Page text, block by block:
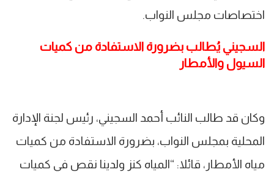
اختصاصات مجلس النواب.
السجيني يُطالب بضرورة الاستفادة من كميات
السيول والأمطار
وكان قد طالب النائب أحمد السجيني، رئيس لجنة الإدارة
المحلية بمجلس النواب، بضرورة الاستفادة من كميات
مياه الأمطار، قائلا: “المياه كنز ولدينا نقص في كميات